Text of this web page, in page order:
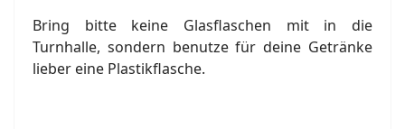
Bring bitte keine Glasflaschen mit in die
Turnhalle, sondern benutze für deine Getränke
lieber eine Plastikflasche.